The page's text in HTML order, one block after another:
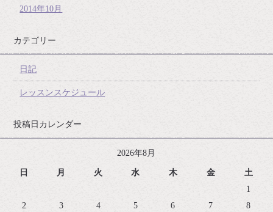
2014年10月
カテゴリー
日記
レッスンスケジュール
投稿日カレンダー
2026年8月
日 月 火 水 木 金
土
1
2
3 4 5 6 7 8